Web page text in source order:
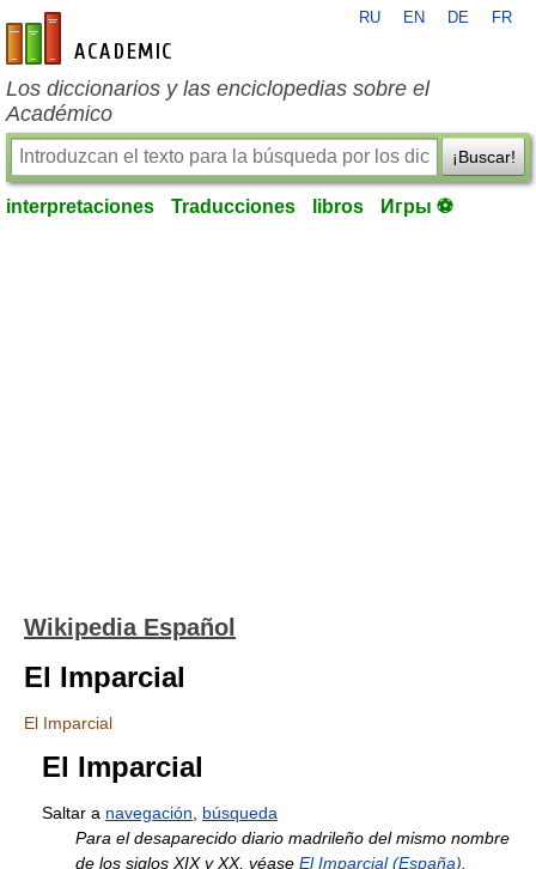
es-academic.com
RU EN DE FR
Los diccionarios y las enciclopedias sobre el
Académico
¡Buscar!
interpretaciones Traducciones libros Игры ⚽
Wikipedia Español
El Imparcial
El Imparcial
El Imparcial
Saltar a navegación
búsqueda
Para el desaparecido diario madrileño del mismo nombre
de los siglos XIX y XX, véase El Imparcial (España)